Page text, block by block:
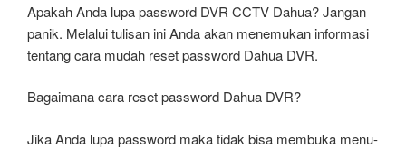
Apakah Anda lupa password DVR CCTV Dahua? Jangan
panik. Melalui tulisan ini Anda akan menemukan informasi
tentang cara mudah reset password Dahua DVR.
Bagaimana cara reset password Dahua DVR?
Jika Anda lupa password maka tidak bisa membuka menu-